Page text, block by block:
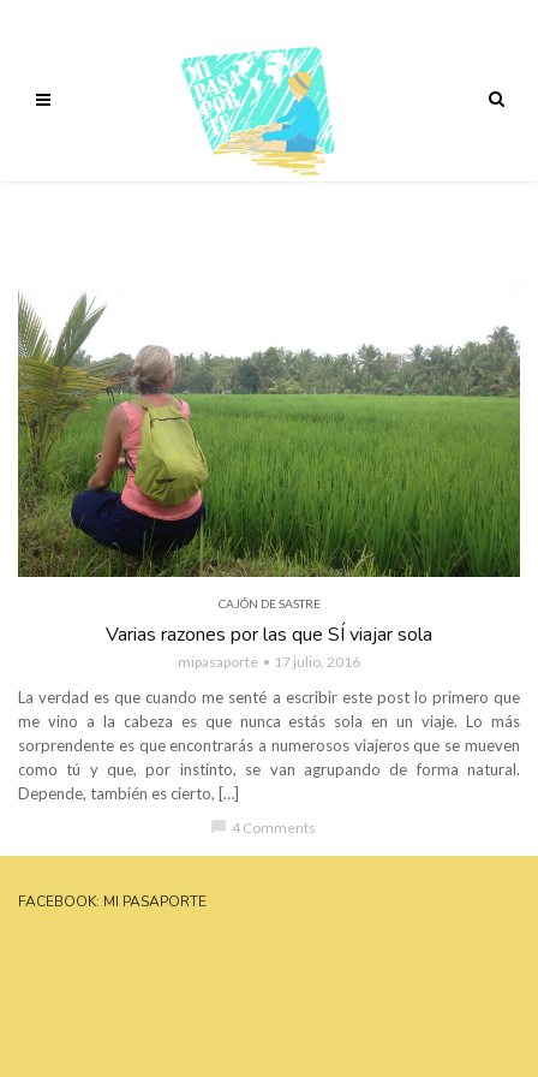
CAJÓN DE SASTRE
Varias razones por las que SÍ viajar sola
mipasaporte 17 julio, 2016
La verdad es que cuando me senté a escribir este post lo primero que
me vino a la cabeza es que nunca estás sola en un viaje. Lo más
sorprendente es que encontrarás a numerosos viajeros que se mueven
como tú y que, por instinto, se van agrupando de forma natural.
Depende, también es cierto, […]
4 Comments
FACEBOOK: MI PASAPORTE